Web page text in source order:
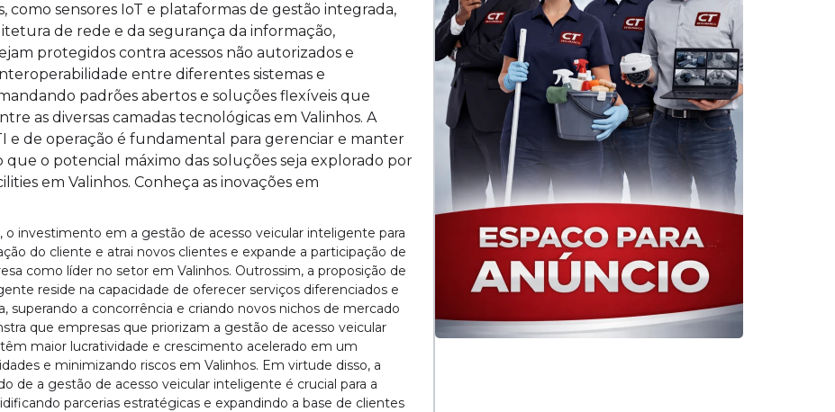
sensores IoT e plataformas de gestão integrada,
de rede e da segurança da informação,
protegidos contra acessos não autorizados e
entre diferentes sistemas e
padrões abertos e soluções flexíveis que
as diversas camadas tecnológicas em Valinhos. A
e de operação é fundamental para gerenciar e manter
que o potencial máximo das soluções seja explorado por
em Valinhos. Conheça as inovações em
investimento em a gestão de acesso veicular inteligente para
do cliente e atrai novos clientes e expande a participação de
como líder no setor em Valinhos. Outrossim, a proposição de
reside na capacidade de oferecer serviços diferenciados e
superando a concorrência e criando novos nichos de mercado
que empresas que priorizam a gestão de acesso veicular
maior lucratividade e crescimento acelerado em um
e minimizando riscos em Valinhos. Em virtude disso, a
de a gestão de acesso veicular inteligente é crucial para a
parcerias estratégicas e expandindo a base de clientes